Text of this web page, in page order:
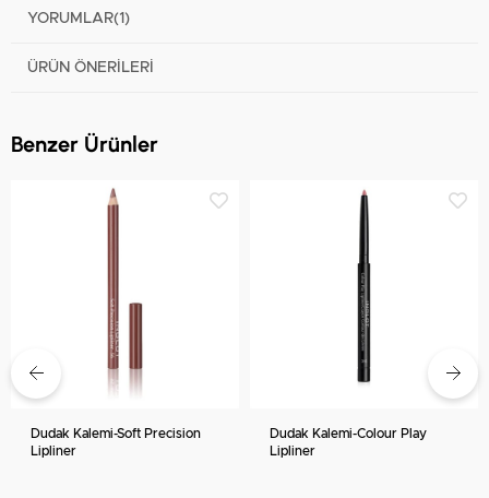
YORUMLAR(1)
ÜRÜN ÖNERILERI
Benzer Ürünler
Dudak Kalemi-Soft Precision
Lipliner
Dudak Kalemi-Colour Play
Lipliner